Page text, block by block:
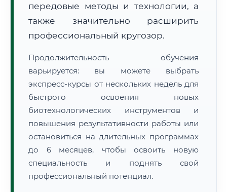
🔍Нажмите на документ для увеличения и просмотра
передовые методы и технологии, а
также значительно расширить
профессиональный кругозор.
Продолжительность обучения
варьируется: вы можете выбрать
экспресс-курсы от нескольких недель для
быстрого освоения новых
биотехнологических инструментов и
повышения результативности работы или
остановиться на длительных программах
до 6 месяцев, чтобы освоить новую
специальность и поднять свой
профессиональный потенциал.